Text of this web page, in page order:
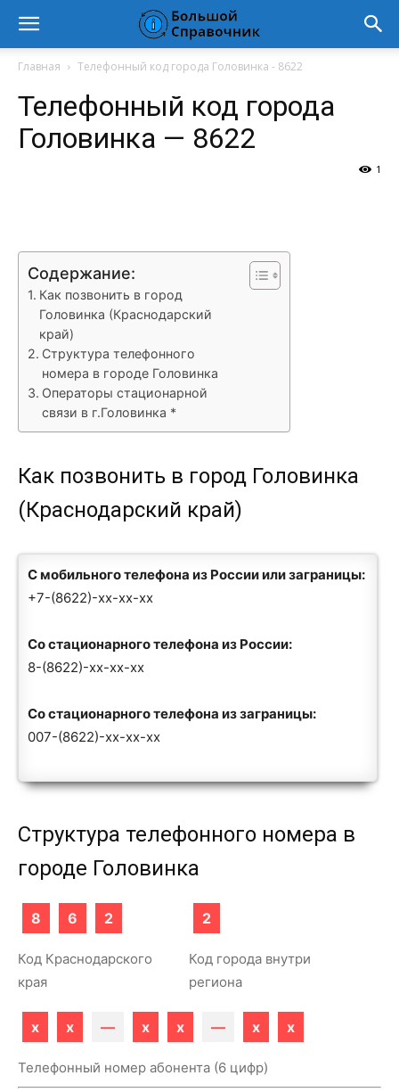
Главная Телефонный код города Головинка - 8622
Телефонный код города
Головинка — 8622
1
Содержание:
Как позвонить в город
Головинка (Краснодарский
край)
Структура телефонного
номера в городе Головинка
Операторы стационарной
связи в г.Головинка *
Как позвонить в город Головинка
(Краснодарский край)
С мобильного телефона из России или заграницы:
+7-(8622)-xx-xx-xx
Со стационарного телефона из России:
8-(8622)-xx-xx-xx
Со стационарного телефона из заграницы:
007-(8622)-xx-xx-xx
Структура телефонного номера в
городе Головинка
8 6 2
Код Краснодарского
края
2
Код города внутри
региона
x x — x x — x x
Телефонный номер абонента (6 цифр)